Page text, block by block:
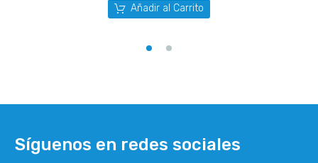
Añadir al Carrito
Síguenos en redes sociales